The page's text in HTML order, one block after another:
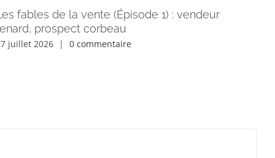
fables de la vente (Épisode 1) : vendeur
prospect corbeau
juillet 2026 | 0 commentaire